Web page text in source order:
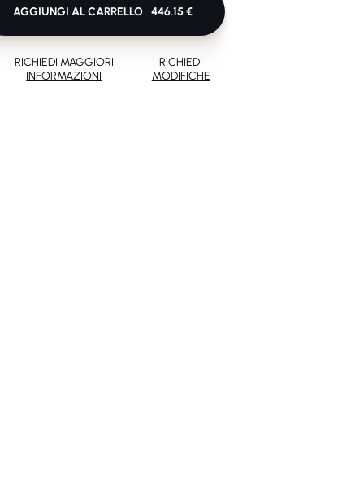
AGGIUNGI AL CARRELLO 446.15 €
RICHIEDI MAGGIORI
INFORMAZIONI
RICHIEDI
MODIFICHE